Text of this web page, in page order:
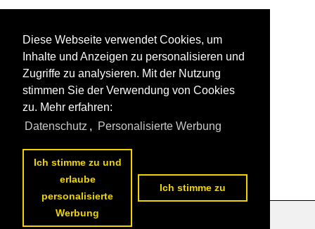
Datenschutzerklärung
Diese Webseite verwendet Cookies, um
Inhalte und Anzeigen zu personalisieren und
Zugriffe zu analysieren. Mit der Nutzung
stimmen Sie der Verwendung von Cookies
zu. Mehr erfahren:
Datenschutz , Personalisierte Werbung
Ich stimme zu und
erlaube
personalisierte
Werbung
Ich stimme zu